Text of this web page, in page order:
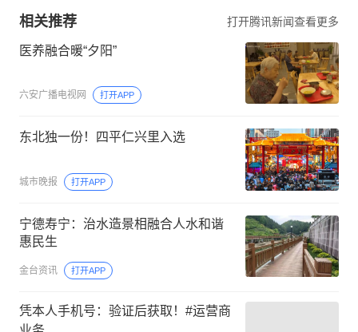
相关推荐 打开腾讯新闻查看更多
医养融合暖“夕阳”
六安广播电视网 打开APP
东北独一份！四平仁兴里入选
城市晚报 打开APP
宁德寿宁：治水造景相融合人水和谐
惠民生
金台资讯 打开APP
凭本人手机号：验证后获取！#运营商